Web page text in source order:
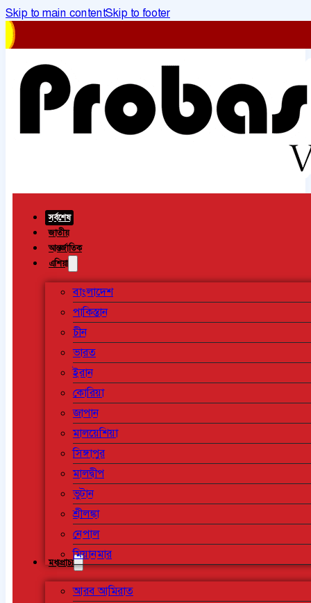
Skip to main contentSkip to footer
সর্বশেষ
জাতীয়
আন্তর্জাতিক
এশিয়া
বাংলাদেশ
পাকিস্তান
চীন
ভারত
ইরান
কোরিয়া
জাপান
মালয়েশিয়া
সিঙ্গাপুর
মালদ্বীপ
ভুটান
শ্রীলঙ্কা
নেপাল
মিয়ানমার
মধ্যপ্রাচ্য
আরব আমিরাত